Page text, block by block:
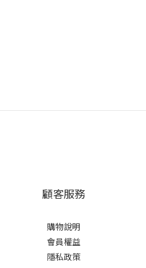
顧客服務
購物說明
會員權益
隱私政策